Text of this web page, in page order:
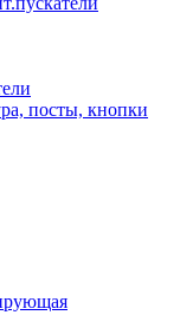
посты, кнопки